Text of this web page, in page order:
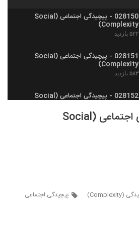
028150 - پیچیدگی اجتماعی (Social
Complexity)
۵۲۲ بازدید
028151 - پیچیدگی اجتماعی (Social
Complexity)
۵۸۳ بازدید
028152 - پیچیدگی اجتماعی (Social
۵۵۶ بازدید
۵۴۸ بازدید
028149 - پیچیدگی اجتماعی (Social
پیچیدگی اجتماعی